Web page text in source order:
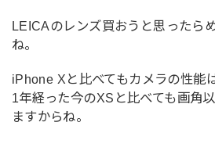
LEICAのレンズ買おうと思ったら
ね。
iPhone Xと比べてもカメラの性能
1年経った今のXSと比べても画角
ますからね。